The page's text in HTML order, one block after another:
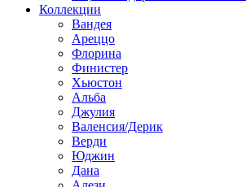
Коллекции
Вандея
Ареццо
Флорина
Финистер
Хьюстон
Альба
Джулия
Валенсия/Дерик
Верди
Юджин
Дана